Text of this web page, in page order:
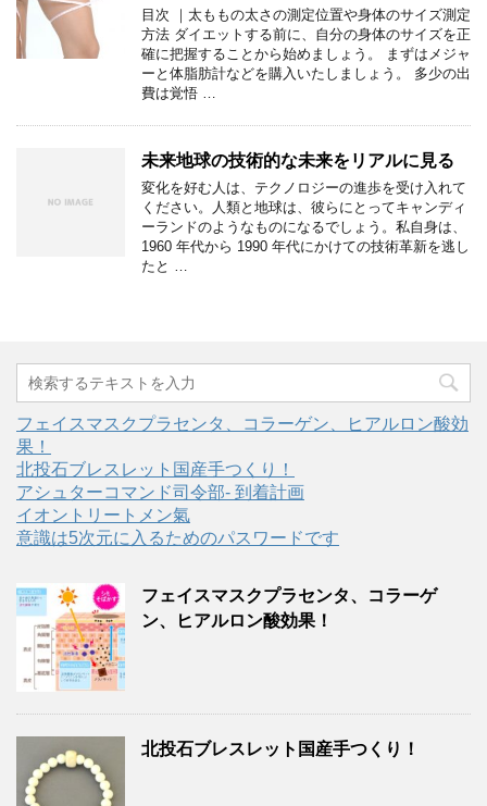
目次 ｜太ももの太さの測定位置や身体のサイズ測定
方法 ダイエットする前に、自分の身体のサイズを正
確に把握することから始めましょう。 まずはメジャ
ーと体脂肪計などを購入いたしましょう。 多少の出
費は覚悟 …
未来地球の技術的な未来をリアルに見る
変化を好む人は、テクノロジーの進歩を受け入れて
ください。人類と地球は、彼らにとってキャンディ
ーランドのようなものになるでしょう。私自身は、
1960 年代から 1990 年代にかけての技術革新を逃し
たと …
フェイスマスクプラセンタ、コラーゲン、ヒアルロン酸効
果！
北投石ブレスレット国産手つくり！
アシュターコマンド司令部- 到着計画
イオントリートメン氣
意識は5次元に入るためのパスワードです
フェイスマスクプラセンタ、コラーゲ
ン、ヒアルロン酸効果！
北投石ブレスレット国産手つくり！